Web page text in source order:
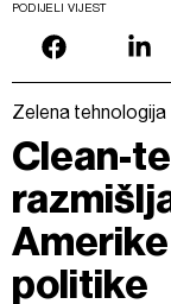
PODIJELI VIJEST
Zelena tehnologija
Clean-
politike